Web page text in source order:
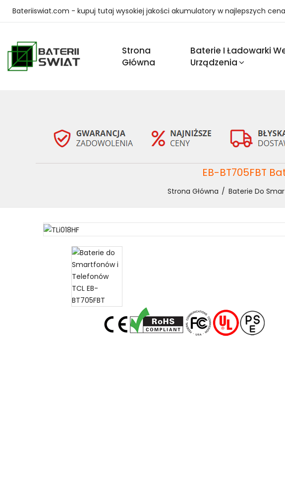
Bateriiswiat.com - kupuj tutaj wysokiej jakości akumulatory w najlepszych
Strona
Główna
Baterie I Ładowarki
Urządzenia
EB-BT705FBT
Strona Główna Baterie Do